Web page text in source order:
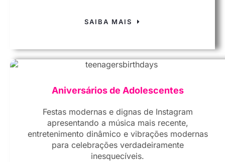
SAIBA MAIS
Aniversários de Adolescentes
Festas modernas e dignas de Instagram
apresentando a música mais recente,
entretenimento dinâmico e vibrações modernas
para celebrações verdadeiramente
inesquecíveis.